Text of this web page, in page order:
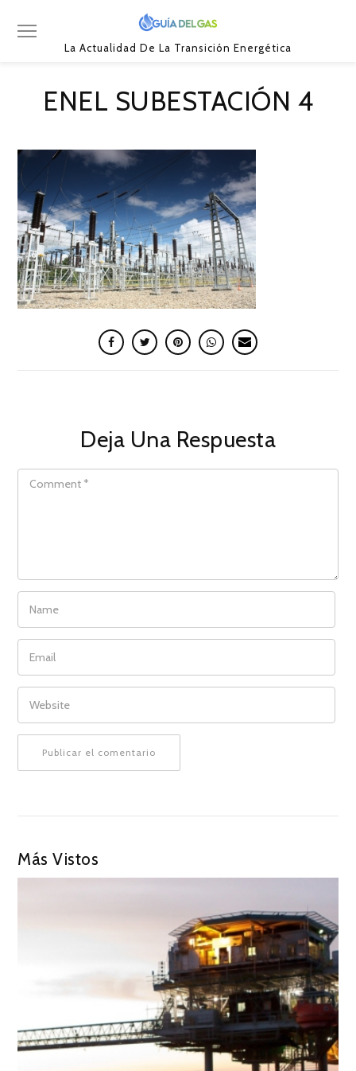
La Actualidad De La Transición Energética
ENEL SUBESTACIÓN 4
Deja Una Respuesta
COMMENT
NAME
EMAIL
WEBSITE
Más Vistos